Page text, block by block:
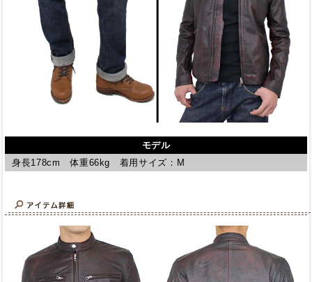
モデル
身長178cm 体重66kg 着用サイズ：M